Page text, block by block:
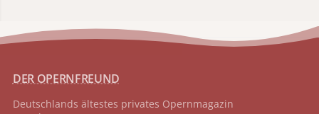
DER OPERNFREUND
Deutschlands ältestes privates Opernmagazin